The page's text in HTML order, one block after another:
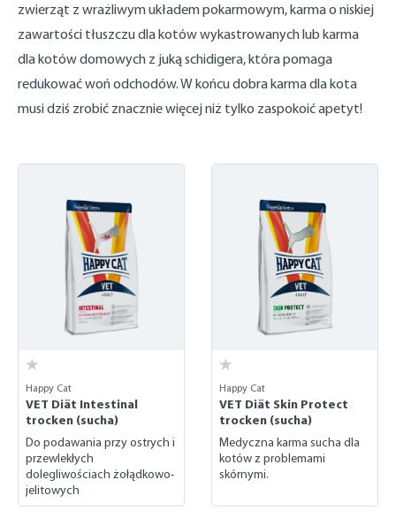
zwierząt z wrażliwym układem pokarmowym, karma o niskiej
zawartości tłuszczu dla kotów wykastrowanych lub karma
dla kotów domowych z juką schidigera, która pomaga
redukować woń odchodów. W końcu dobra karma dla kota
musi dziś zrobić znacznie więcej niż tylko zaspokoić apetyt!
Happy Cat
VET Diät Intestinal
trocken (sucha)
Do podawania przy ostrych i
przewlekłych
dolegliwościach żołądkowo-
jelitowych
Happy Cat
VET Diät Skin Protect
trocken (sucha)
Medyczna karma sucha dla
kotów z problemami
skórnymi.